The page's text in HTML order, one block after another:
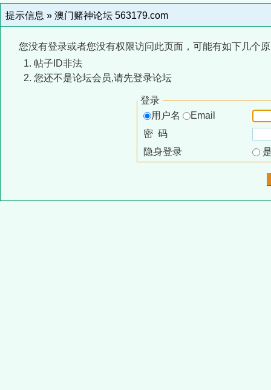
提示信息 » 澳门赌神论坛 563179.com
您没有登录或者您没有权限访问此页面，可能有如下几个
帖子ID非法
您还不是论坛会员,请先登录论坛
登录
用户名
Email
密 码
隐身登录